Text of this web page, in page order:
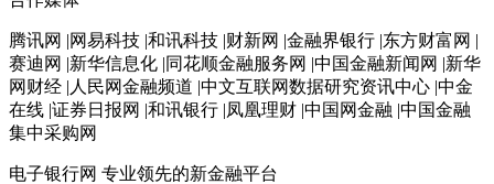
腾讯网 |网易科技 |和讯科技 |财新网 |金融界银行 |东方财富网 |
赛迪网 |新华信息化 |同花顺金融服务网 |中国金融新闻网 |新华
网财经 |人民网金融频道 |中文互联网数据研究资讯中心 |中金
在线 |证券日报网 |和讯银行 |凤凰理财 |中国网金融 |中国金融
集中采购网
电子银行网 专业领先的新金融平台